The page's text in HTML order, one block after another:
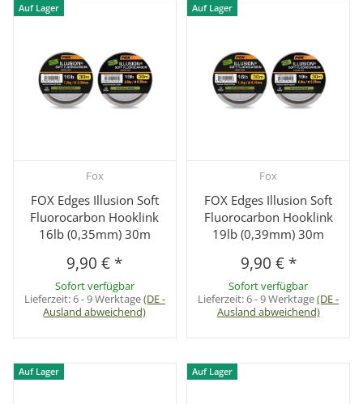
Auf Lager
Fox
FOX Edges Illusion Soft
Fluorocarbon Hooklink
16lb (0,35mm) 30m
9,90 € *
Sofort verfügbar
Lieferzeit:6 - 9 Werktage(DE -
Ausland abweichend)
Auf Lager
Fox
FOX Edges Illusion Soft
Fluorocarbon Hooklink
19lb (0,39mm) 30m
9,90 € *
Sofort verfügbar
Lieferzeit:6 - 9 Werktage(DE -
Ausland abweichend)
Auf Lager Auf Lager